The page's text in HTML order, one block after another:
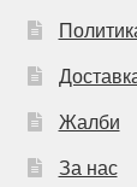
Жалби
За нас